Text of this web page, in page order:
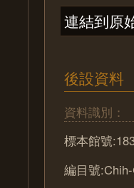
連結到原
後設資料
資料識別：
標本館號
編目號